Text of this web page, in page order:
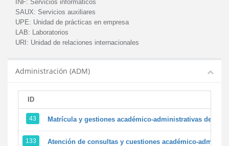
INF: Servicios informáticos
SAUX: Servicios auxiliares
UPE: Unidad de prácticas en empresa
LAB: Laboratorios
URI: Unidad de relaciones internacionales
Administración (ADM)
ID
43 Matrícula y gestiones académico-administrativas de la
133 Atención de consultas y cuestiones académico-